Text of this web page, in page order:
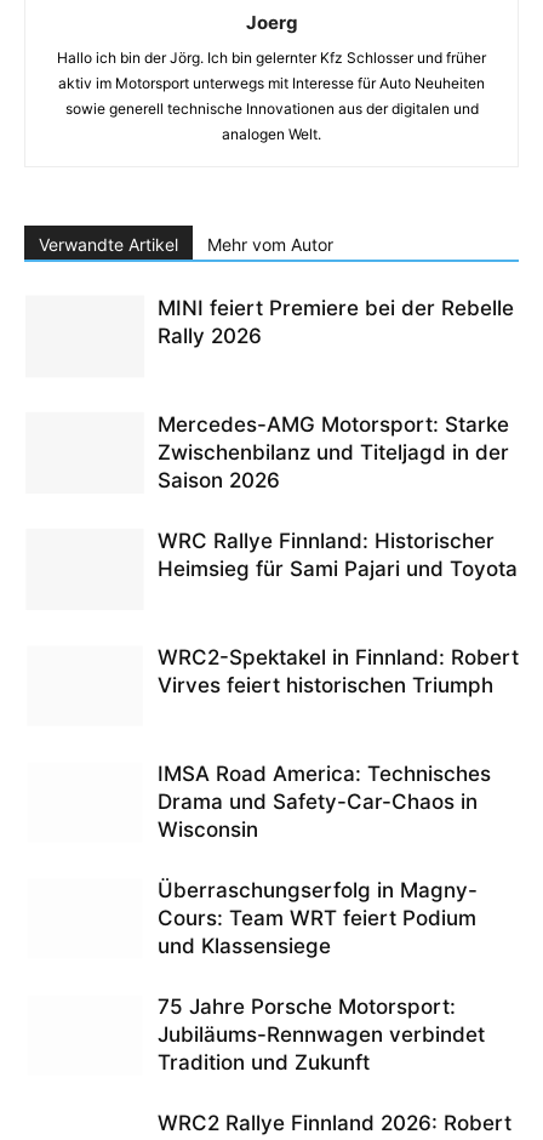
Joerg
Hallo ich bin der Jörg. Ich bin gelernter Kfz Schlosser und früher
aktiv im Motorsport unterwegs mit Interesse für Auto Neuheiten
sowie generell technische Innovationen aus der digitalen und
analogen Welt.
Verwandte Artikel Mehr vom Autor
MINI feiert Premiere bei der Rebelle
Rally 2026
Mercedes-AMG Motorsport: Starke
Zwischenbilanz und Titeljagd in der
Saison 2026
WRC Rallye Finnland: Historischer
Heimsieg für Sami Pajari und Toyota
WRC2-Spektakel in Finnland: Robert
Virves feiert historischen Triumph
IMSA Road America: Technisches
Drama und Safety-Car-Chaos in
Wisconsin
Überraschungserfolg in Magny-
Cours: Team WRT feiert Podium
und Klassensiege
75 Jahre Porsche Motorsport:
Jubiläums-Rennwagen verbindet
Tradition und Zukunft
WRC2 Rallye Finnland 2026: Robert